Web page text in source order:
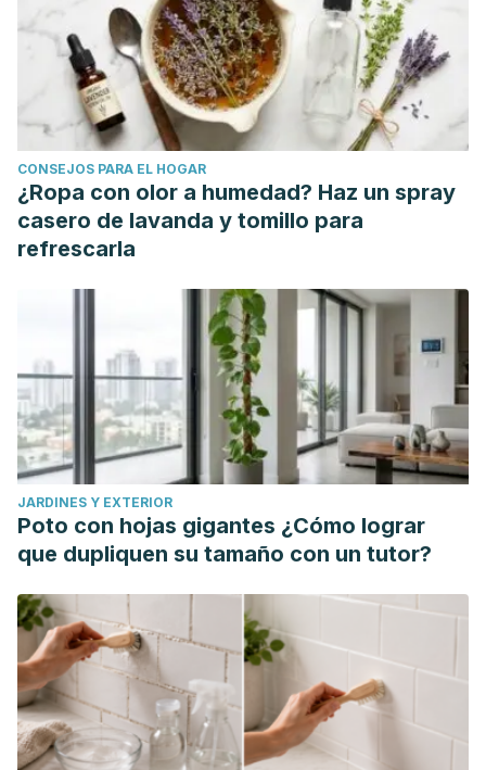
CONSEJOS PARA EL HOGAR
¿Ropa con olor a humedad? Haz un spray
casero de lavanda y tomillo para
refrescarla
JARDINES Y EXTERIOR
Poto con hojas gigantes ¿Cómo lograr
que dupliquen su tamaño con un tutor?